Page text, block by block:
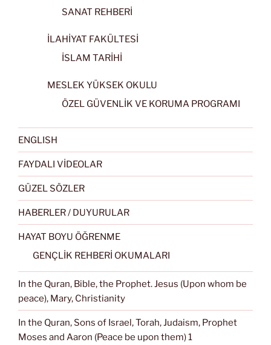
SANAT REHBERİ
İLAHİYAT FAKÜLTESİ
İSLAM TARİHİ
MESLEK YÜKSEK OKULU
ÖZEL GÜVENLİK VE KORUMA PROGRAMI
ENGLISH
FAYDALI VİDEOLAR
GÜZEL SÖZLER
HABERLER / DUYURULAR
HAYAT BOYU ÖĞRENME
GENÇLİK REHBERİ OKUMALARI
In the Quran, Bible, the Prophet. Jesus (Upon whom be
peace), Mary, Christianity
In the Quran, Sons of Israel, Torah, Judaism, Prophet
Moses and Aaron (Peace be upon them) 1